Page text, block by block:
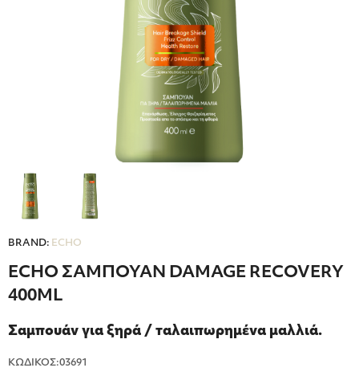
BRAND: ECHO
ECHO ΣΑΜΠΟΥΑΝ DAMAGE RECOVERY
400ML
Σαμπουάν για ξηρά / ταλαιπωρημένα μαλλιά.
ΚΩΔΙΚΟΣ:03691